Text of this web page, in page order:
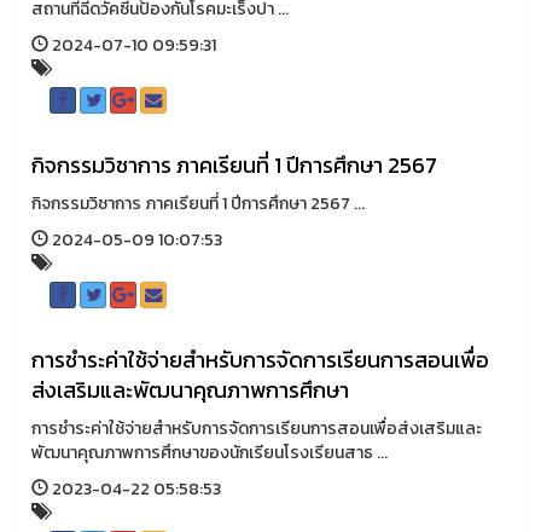
สถานที่ฉีดวัคซีนป้องกันโรคมะเร็งปา ...
2024-07-10 09:59:31
กิจกรรมวิชาการ ภาคเรียนที่ 1 ปีการศึกษา 2567
กิจกรรมวิชาการ ภาคเรียนที่ 1 ปีการศึกษา 2567 ...
2024-05-09 10:07:53
การชำระค่าใช้จ่ายสำหรับการจัดการเรียนการสอนเพื่อ
ส่งเสริมและพัฒนาคุณภาพการศึกษา
การชำระค่าใช้จ่ายสำหรับการจัดการเรียนการสอนเพื่อส่งเสริมและ
พัฒนาคุณภาพการศึกษาของนักเรียนโรงเรียนสาธ ...
2023-04-22 05:58:53